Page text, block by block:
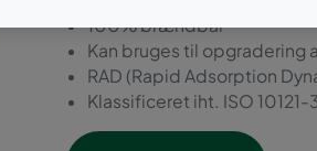
100% brændbar
Kan bruges til opgradering
RAD (Rapid Adsorption
Klassificeret iht. ISO 10121-